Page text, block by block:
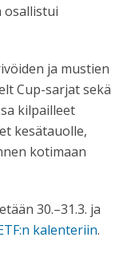
osallistui
ja mustien
Cup-sarjat sekä
kilpailleet
kesätauolle,
kotimaan
30.–31.3. ja
kalenteriin.